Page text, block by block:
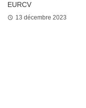
EURCV
13 décembre 2023